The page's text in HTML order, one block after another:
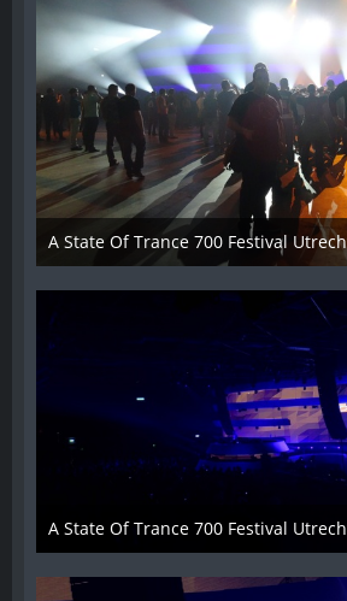
A State Of Trance 700 Festival
26. Februar 2015
A State Of Trance 700 Festival
26. Februar 2015